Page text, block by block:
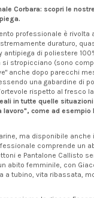
Corbara: scopri le
professionale è rivolta
duraturo,
antipiega di poliestere
si stropicciano (sono
anche dopo parecchi
una gabardine di
rispetto al fresco
in tutte quelle
come ad esempio
ma disponibile anche
comprende un
e Pantalone Callisto
abito femminile, con
a tubino, vita ribassata,